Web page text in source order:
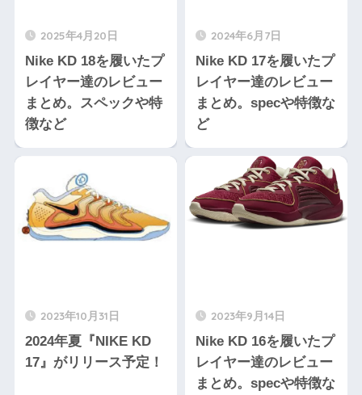
2025年4月20日
Nike KD 18を履いたプ
レイヤー達のレビュー
まとめ。スペックや特
徴など
2024年6月7日
Nike KD 17を履いたプ
レイヤー達のレビュー
まとめ。specや特徴な
ど
2023年10月31日
2024年夏『NIKE KD
17』がリリース予定！
2023年9月14日
Nike KD 16を履いたプ
レイヤー達のレビュー
まとめ。specや特徴な